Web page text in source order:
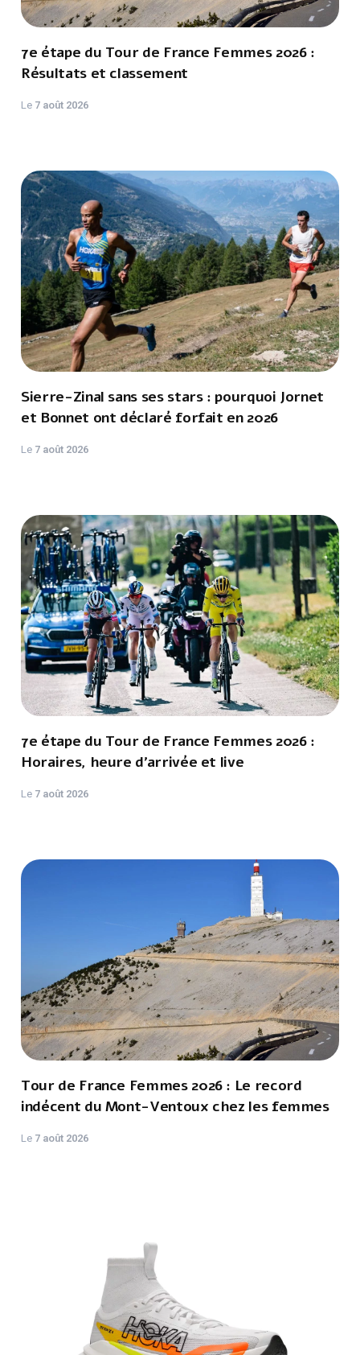
7e étape du Tour de France Femmes 2026 :
Résultats et classement
Le 7 août 2026
Sierre-Zinal sans ses stars : pourquoi Jornet
et Bonnet ont déclaré forfait en 2026
Le 7 août 2026
7e étape du Tour de France Femmes 2026 :
Horaires, heure d'arrivée et live
Le 7 août 2026
Tour de France Femmes 2026 : Le record
indécent du Mont-Ventoux chez les femmes
Le 7 août 2026